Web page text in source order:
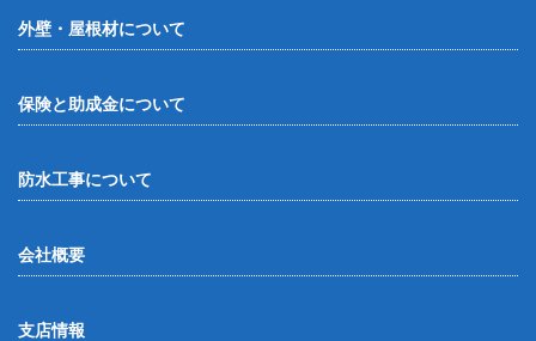
外壁・屋根材について
保険と助成金について
防水工事について
会社概要
支店情報